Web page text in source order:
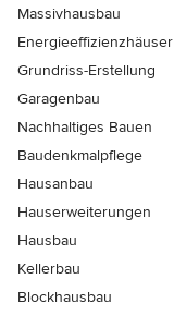
Massivhausbau
Energieeffizienzhäuser
Grundriss-Erstellung
Garagenbau
Nachhaltiges Bauen
Baudenkmalpflege
Hausanbau
Hauserweiterungen
Hausbau
Kellerbau
Blockhausbau